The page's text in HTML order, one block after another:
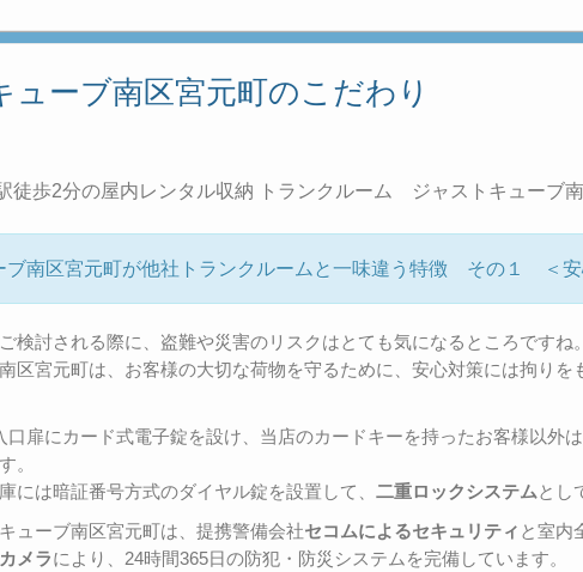
ューブ南区宮元町のこだわり
徒歩2分の屋内レンタル収納 トランクルーム ジャストキューブ南
ブ南区宮元町が他社トランクルームと一味違う特徴 その１ ＜安
検討される際に、盗難や災害のリスクはとても気になるところですね。
区宮元町は、お客様の大切な荷物を守るために、安心対策には拘りを
口扉にカード式電子錠を設け、当店のカードキーを持ったお客様以外
。
には暗証番号方式のダイヤル錠を設置して、二重ロックシステムとし
ューブ南区宮元町は、提携警備会社セコムによるセキュリティ と室内
メラにより、24時間365日の防犯・防災システムを完備しています。